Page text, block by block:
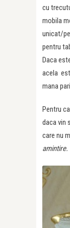
cu
mobila
unicat/
pentru
Daca
acela
mana
Pentru
daca vin
care nu
amintire.